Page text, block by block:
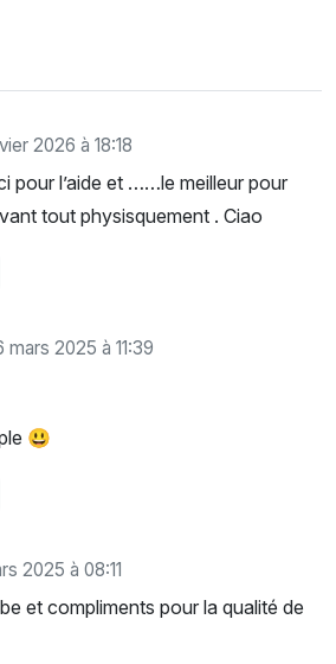
2026 à 18:18
pour l’aide et ……le meilleur pour
tout physisquement . Ciao
mars 2025 à 11:39
😃
2025 à 08:11
et compliments pour la qualité de